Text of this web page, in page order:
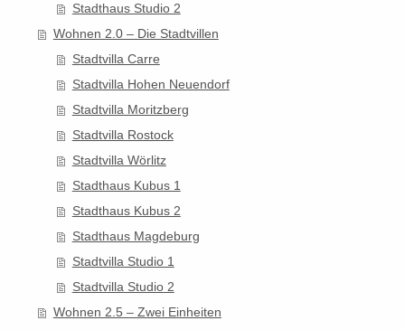
Stadthaus Studio 2
Wohnen 2.0 – Die Stadtvillen
Stadtvilla Carre
Stadtvilla Hohen Neuendorf
Stadtvilla Moritzberg
Stadtvilla Rostock
Stadtvilla Wörlitz
Stadthaus Kubus 1
Stadthaus Kubus 2
Stadthaus Magdeburg
Stadtvilla Studio 1
Stadtvilla Studio 2
Wohnen 2.5 – Zwei Einheiten